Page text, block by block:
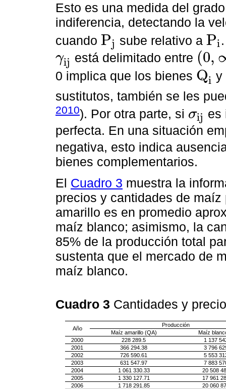
Esto es una medida del
indiferencia, detectando la
cuando Pj
Pj sube relativo a Pi
Pi
γij
γ ij está delimitado entre (0,
(0 ,∞)
0 implica que los bienes Qi
Qi
y
sustitutos, también se les
2010). Por otra parte, si σij
σij
es
perfecta. En una situación
negativa, esto indica
bienes complementarios.
El Cuadro 3 muestra la
precios y cantidades de
amarillo es en promedio
maíz blanco; asimismo, la
85% de la producción total
sustenta que el mercado de
maíz blanco.
Cuadro 3 Cantidades y
Año
Producción
Maíz amarillo (QA)
Maíz
2000
228 289.5
1 137
2001
366 294.38
3 796
2002
726 590.61
5 553
2003
631 547.97
7 883
2004
1 061 330.33
20 508
2005
1 330 127.71
17 961
2006
1 718 291.85
20 060